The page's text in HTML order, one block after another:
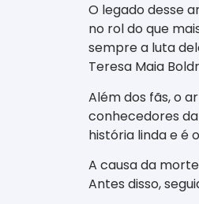
O legado desse
no rol do que
sempre a luta
Teresa Maia
Além dos fãs, o
conhecedores
história linda e é
A causa da
Antes disso,